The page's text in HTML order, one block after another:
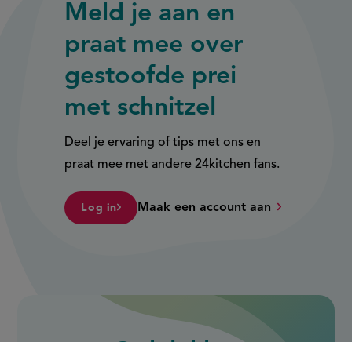
Meld je aan en
praat mee over
gestoofde prei
met schnitzel
Deel je ervaring of tips met ons en
praat mee met andere 24kitchen fans.
Log in Maak een account aan